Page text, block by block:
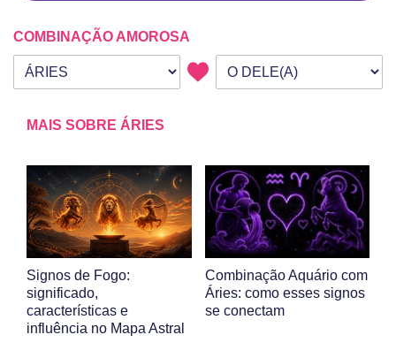
COMBINAÇÃO AMOROSA
Seu signo
Signo da outra pessoa
MAIS SOBRE ÁRIES
Signos de Fogo:
significado,
características e
influência no Mapa Astral
Combinação Aquário com
Áries: como esses signos
se conectam